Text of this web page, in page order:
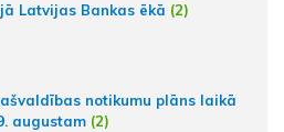
Latvijas Bankas ēkā (2)
notikumu plāns laikā
augustam (2)